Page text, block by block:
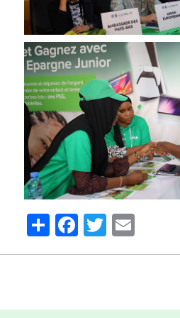
ShareFacebook
Twitter